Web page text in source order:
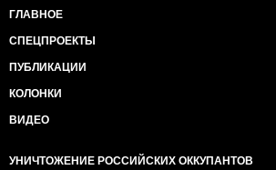
ГЛАВНОЕ
СПЕЦПРОЕКТЫ
ПУБЛИКАЦИИ
КОЛОНКИ
ВИДЕО
УНИЧТОЖЕНИЕ РОССИЙСКИХ ОККУПАНТОВ